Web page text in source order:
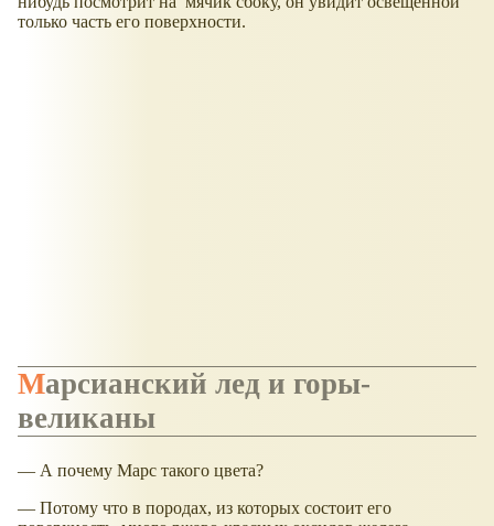
только часть его поверхности.
Марсианский лед и горы-
великаны
— А почему Марс такого цвета?
— Потому что в породах, из которых состоит его